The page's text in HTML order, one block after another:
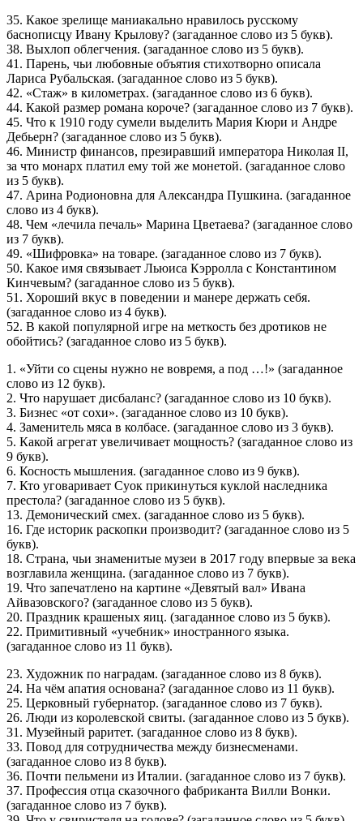
35. Какое зрелище маниакально нравилось русскому
баснописцу Ивану Крылову? (загаданное слово из 5 букв).
38. Выхлоп об­легчения. (загаданное слово из 5 букв).
41. Парень, чьи любовные объятия стихотворно описала
Лариса Рубальская. (загаданное слово из 5 букв).
42. «Стаж» в километрах. (загаданное слово из 6 букв).
44. Какой размер романа короче? (загаданное слово из 7 букв).
45. Что к 1910 году сумели выделить Мария Кюри и Андре
Дебьерн? (загаданное слово из 5 букв).
46. Министр финансов, презиравший императора Николая II,
за что монарх платил ему той же монетой. (загаданное слово
из 5 букв).
47. Арина Родионовна для Александра Пушкина. (загаданное
слово из 4 букв).
48. Чем «лечила печаль» Марина Цветаева? (загаданное слово
из 7 букв).
49. «Шифровка» на товаре. (загаданное слово из 7 букв).
50. Какое имя связывает Льюиса Кэрролла с Константином
Кинчевым? (загаданное слово из 5 букв).
51. Хороший вкус в поведении и манере держать себя.
(загаданное слово из 4 букв).
52. В какой популярной игре на меткость без дротиков не
обойтись? (загаданное слово из 5 букв).
1. «Уйти со сцены нужно не вовремя, а под …!» (загаданное
слово из 12 букв).
2. Что нарушает дисбаланс? (загаданное слово из 10 букв).
3. Бизнес «от сохи». (загаданное слово из 10 букв).
4. Заменитель мяса в колбасе. (загаданное слово из 3 букв).
5. Какой агрегат увеличивает мощность? (загаданное слово из
9 букв).
6. Косность мышления. (загаданное слово из 9 букв).
7. Кто уговаривает Суок прикинуться куклой наследника
престола? (загаданное слово из 5 букв).
13. Демонический смех. (загаданное слово из 5 букв).
16. Где историк раскопки производит? (загаданное слово из 5
букв).
18. Страна, чьи зна­менитые музеи в 2017 году впервые за века
возглавила женщина. (загаданное слово из 7 букв).
19. Что запечатлено на картине «Девятый вал» Ивана
Айвазовского? (загаданное слово из 5 букв).
20. Праздник крашеных яиц. (загаданное слово из 5 букв).
22. Примитивный «учебник» иностранного языка.
(загаданное слово из 11 букв).
23. Художник по наградам. (загаданное слово из 8 букв).
24. На чём апатия основана? (загаданное слово из 11 букв).
25. Церковный губернатор. (загаданное слово из 7 букв).
26. Люди из королевской свиты. (загаданное слово из 5 букв).
31. Музейный раритет. (загаданное слово из 8 букв).
33. Повод для сотрудничества между бизнесменами.
(загаданное слово из 8 букв).
36. Почти пельмени из Италии. (загаданное слово из 7 букв).
37. Профессия отца сказочного фабриканта Вилли Вонки.
(загаданное слово из 7 букв).